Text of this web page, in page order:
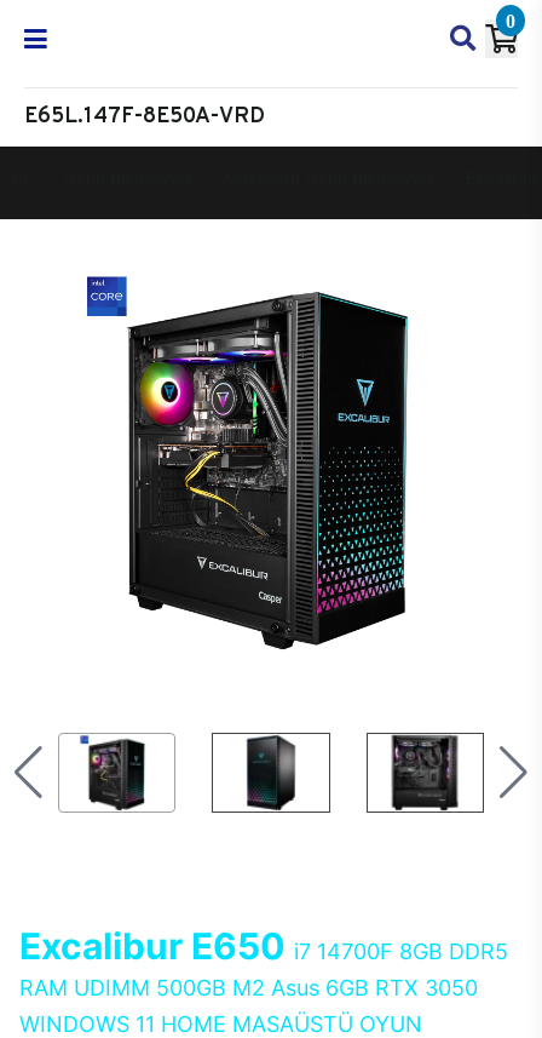
0
E65L.147F-8E50A-VRD
Excalibur E650 i7 14700F 8GB DDR5
RAM UDIMM 500GB M2 Asus 6GB RTX 3050
WINDOWS 11 HOME MASAÜSTÜ OYUN